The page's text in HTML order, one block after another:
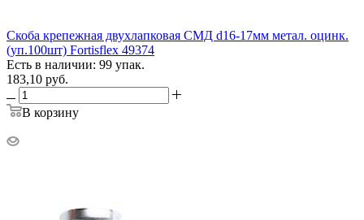
Скоба крепежная двухлапковая СМД d16-17мм метал. оцинк.
(уп.100шт) Fortisflex 49374
Есть в наличии: 99 упак.
183,10 руб.
В корзину